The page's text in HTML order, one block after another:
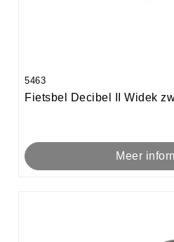
5463
Fietsbel Decibel II Widek
Meer